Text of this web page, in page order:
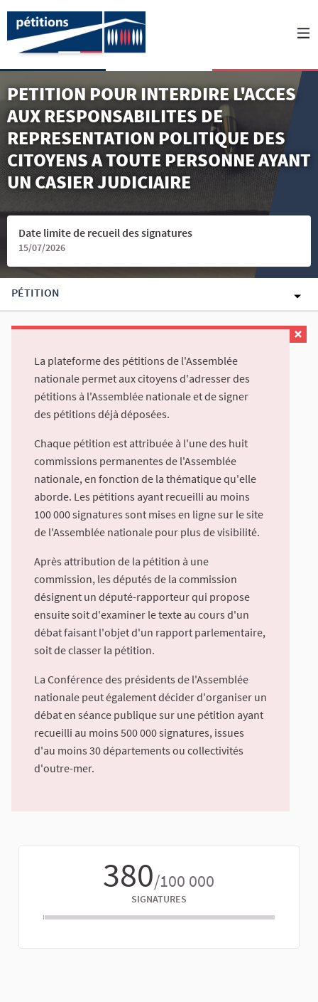
PETITION POUR INTERDIRE L'ACCES
AUX RESPONSABILITES DE
REPRESENTATION POLITIQUE DES
CITOYENS A TOUTE PERSONNE AYANT
UN CASIER JUDICIAIRE
Date limite de recueil des signatures
15/07/2026
PÉTITION
La plateforme des pétitions de l'Assemblée
nationale permet aux citoyens d'adresser des
pétitions à l'Assemblée nationale et de signer
des pétitions déjà déposées.
Chaque pétition est attribuée à l'une des huit
commissions permanentes de l'Assemblée
nationale, en fonction de la thématique qu'elle
aborde. Les pétitions ayant recueilli au moins
100 000 signatures sont mises en ligne sur le site
de l'Assemblée nationale pour plus de visibilité.
Après attribution de la pétition à une
commission, les députés de la commission
désignent un député-rapporteur qui propose
ensuite soit d'examiner le texte au cours d'un
débat faisant l'objet d'un rapport parlementaire,
soit de classer la pétition.
La Conférence des présidents de l'Assemblée
nationale peut également décider d'organiser un
débat en séance publique sur une pétition ayant
recueilli au moins 500 000 signatures, issues
d'au moins 30 départements ou collectivités
d'outre-mer.
380/100 000
SIGNATURES